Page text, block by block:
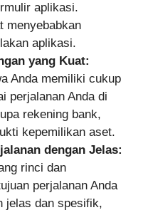
aplikasi.
menyebabkan
aplikasi.
yang Kuat:
Anda memiliki cukup
perjalanan Anda di
rekening bank,
kepemilikan aset.
dengan Jelas:
rinci dan
perjalanan Anda
jelas dan spesifik,